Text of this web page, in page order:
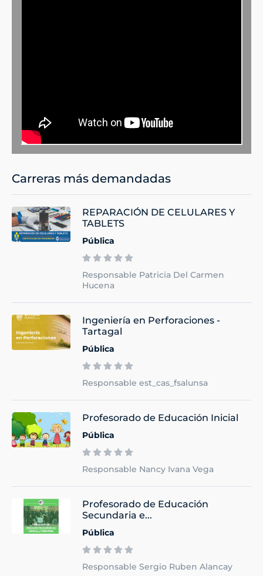
Carreras más demandadas
REPARACIÓN DE CELULARES Y
TABLETS
Pública
Responsable Patricia Del Carmen
Hucena
Ingeniería en Perforaciones -
Tartagal
Pública
Responsable est_cas_fsalunsa
Profesorado de Educación Inicial
Pública
Responsable Nancy Ivana Vega
Profesorado de Educación
Secundaria e...
Pública
Responsable Sergio Ruben Alancay